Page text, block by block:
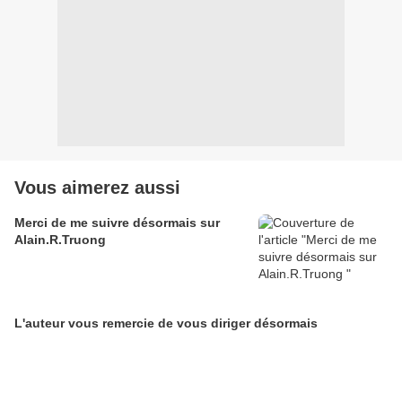
Vous aimerez aussi
Merci de me suivre désormais sur
Alain.R.Truong
L'auteur vous remercie de vous diriger désormais